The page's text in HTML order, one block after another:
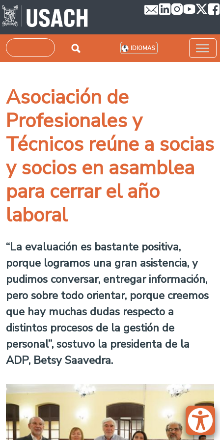
Pasar al contenido principal
Buscar IDIOMAS
Asociación de
Profesionales y
Técnicos reúne a socias
y socios en asamblea
para cerrar el año
laboral
“La evaluación es bastante positiva,
porque logramos una gran asistencia, y
pudimos conversar, entregar información,
pero sobre todo orientar, porque creemos
que hay muchas dudas respecto a
distintos procesos de la gestión de
personal”, sostuvo la presidenta de la
ADP, Betsy Saavedra.